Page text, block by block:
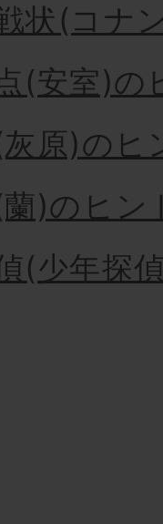
状(コナ
(安室)の
原)のヒ
)のヒン
(少年探